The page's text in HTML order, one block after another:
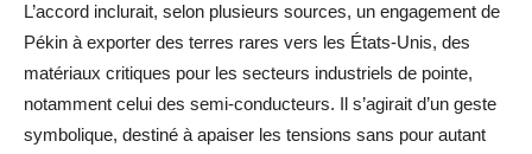
L’accord inclurait, selon plusieurs sources, un engagement de
Pékin à exporter des terres rares vers les États-Unis, des
matériaux critiques pour les secteurs industriels de pointe,
notamment celui des semi-conducteurs. Il s’agirait d’un geste
symbolique, destiné à apaiser les tensions sans pour autant